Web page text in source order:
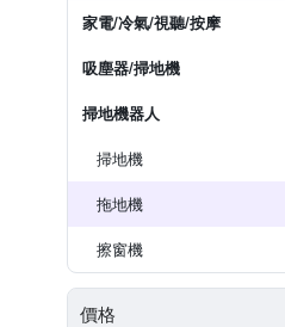
家電/冷氣/視聽/按摩
吸塵器/掃地機
掃地機器人
掃地機
拖地機
擦窗機
價格